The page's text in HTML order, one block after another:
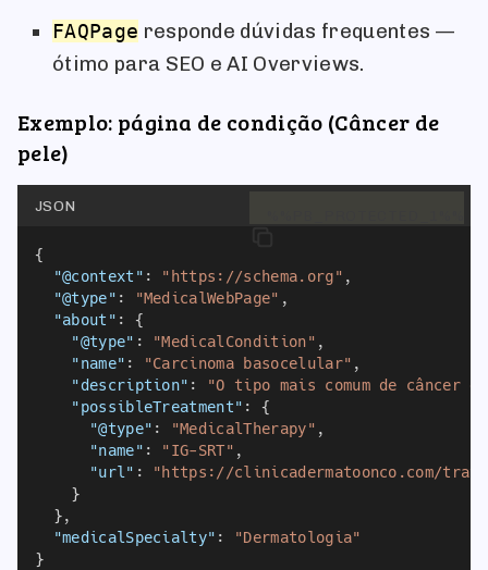
FAQPage responde dúvidas frequentes —
ótimo para SEO e AI Overviews.
Exemplo: página de condição (Câncer de
pele)
JSON
{
"@context" : "https://schema.org" ,
"@type" : "MedicalWebPage" ,
"about" : {
"@type" : "MedicalCondition" ,
"name" : "Carcinoma basocelular" ,
"description" :
"O tipo mais comum de câncer
"possibleTreatment" : {
"@type" : "MedicalTherapy" ,
"name" : "IG-SRT" ,
"url" :
"https://clinicadermatoonco.com/
    }
  },
"medicalSpecialty" :
"Dermatologia"
}